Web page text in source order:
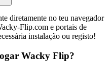
diretamente no teu navegador
Flip.com e portais de
instalação ou registo!
Wacky Flip?